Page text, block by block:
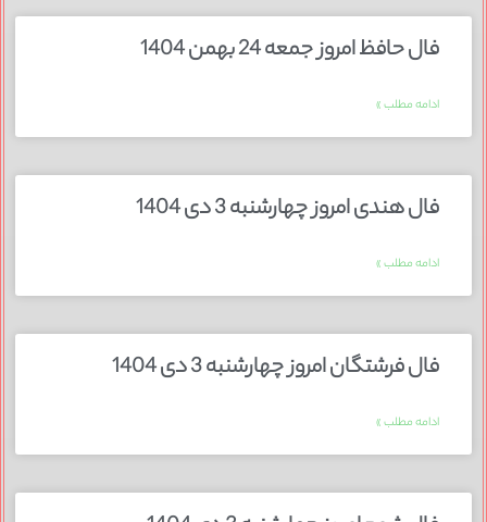
فال حافظ امروز جمعه 24 بهمن 1404
ادامه مطلب »
فال هندی امروز چهارشنبه 3 دی 1404
ادامه مطلب »
فال فرشتگان امروز چهارشنبه 3 دی 1404
ادامه مطلب »